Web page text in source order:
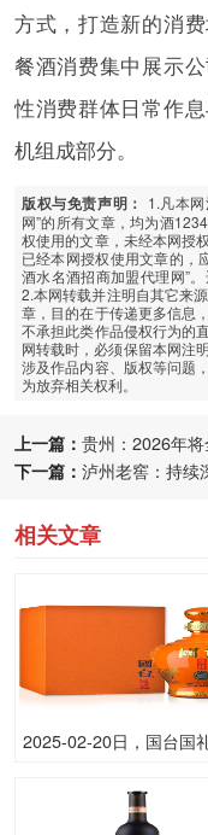
方式，打造新的消
餐酒消费集中展示
性消费群体日常作
机组成部分。
版权与免责声明： 1.凡本
网”的所有文章，均为酒
权使用的文章，未经本网授
已经本网授权使用文章的，
酒水名酒招商加盟代理网”
2.本网转载并注明自其它来
章，目的在于传递更多信息
不承担此类作品侵权行为的
网转载时，必须保留本网注
涉及作品内容、版权等问题
为放弃相关权利。
上一篇： 贵州：2026年
下一篇： 泸州老窖：持续
相关文章
2025-02-20日，国台国